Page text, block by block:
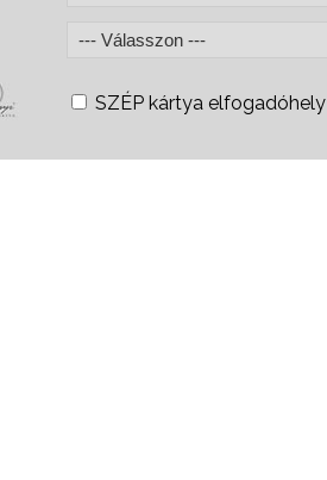
SZÉP kártya elfogadóhely